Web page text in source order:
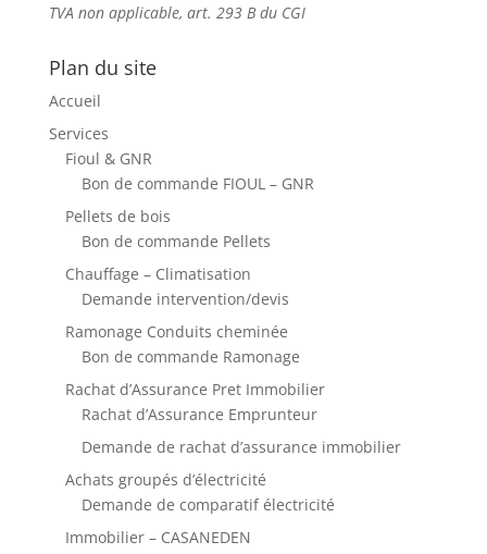
TVA non applicable, art. 293 B du CGI
Plan du site
Accueil
Services
Fioul & GNR
Bon de commande FIOUL – GNR
Pellets de bois
Bon de commande Pellets
Chauffage – Climatisation
Demande intervention/devis
Ramonage Conduits cheminée
Bon de commande Ramonage
Rachat d’Assurance Pret Immobilier
Rachat d’Assurance Emprunteur
Demande de rachat d’assurance immobilier
Achats groupés d’électricité
Demande de comparatif électricité
Immobilier – CASANEDEN